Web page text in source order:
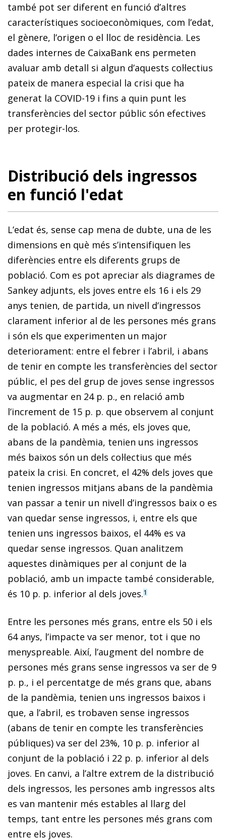
també pot ser diferent en funció d’altres
característiques socioeconòmiques, com l’edat,
el gènere, l’origen o el lloc de residència. Les
dades internes de CaixaBank ens permeten
avaluar amb detall si algun d’aquests col·lectius
pateix de manera especial la crisi que ha
generat la COVID-19 i fins a quin punt les
transferències del sector públic són efectives
per protegir-los.
Distribució dels ingressos
en funció l'edat
L’edat és, sense cap mena de dubte, una de les
dimensions en què més s’intensifiquen les
diferències entre els diferents grups de
població. Com es pot apreciar als diagrames de
Sankey adjunts, els joves entre els 16 i els 29
anys tenien, de partida, un nivell d’ingressos
clarament inferior al de les persones més grans
i són els que experimenten un major
deteriorament: entre el febrer i l’abril, i abans
de tenir en compte les transferències del sector
públic, el pes del grup de joves sense ingressos
va augmentar en 24 p. p., en relació amb
l’increment de 15 p. p. que observem al conjunt
de la població. A més a més, els joves que,
abans de la pandèmia, tenien uns ingressos
més baixos són un dels col·lectius que més
pateix la crisi. En concret, el 42% dels joves que
tenien ingressos mitjans abans de la pandèmia
van passar a tenir un nivell d’ingressos baix o es
van quedar sense ingressos, i, entre els que
tenien uns ingressos baixos, el 44% es va
quedar sense ingressos. Quan analitzem
aquestes dinàmiques per al conjunt de la
població, amb un impacte també considerable,
és 10 p. p. inferior al dels joves.1
Entre les persones més grans, entre els 50 i els
64 anys, l’impacte va ser menor, tot i que no
menyspreable. Així, l’augment del nombre de
persones més grans sense ingressos va ser de 9
p. p., i el percentatge de més grans que, abans
de la pandèmia, tenien uns ingressos baixos i
que, a l’abril, es trobaven sense ingressos
(abans de tenir en compte les transferències
públiques) va ser del 23%, 10 p. p. inferior al
conjunt de la població i 22 p. p. inferior al dels
joves. En canvi, a l’altre extrem de la distribució
dels ingressos, les persones amb ingressos alts
es van mantenir més estables al llarg del
temps, tant entre les persones més grans com
entre els joves.